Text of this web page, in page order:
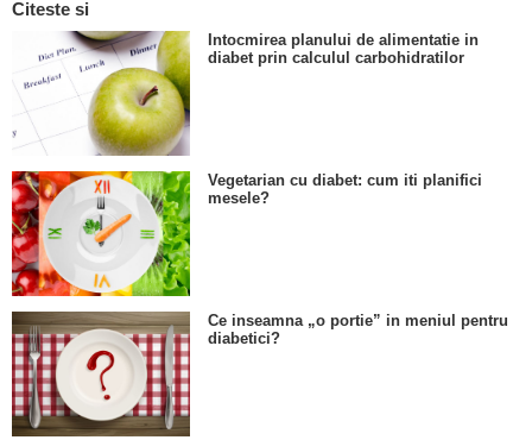
Citeste si
Intocmirea planului de alimentatie in
diabet prin calculul carbohidratilor
Vegetarian cu diabet: cum iti planifici
mesele?
Ce inseamna „o portie” in meniul pentru
diabetici?